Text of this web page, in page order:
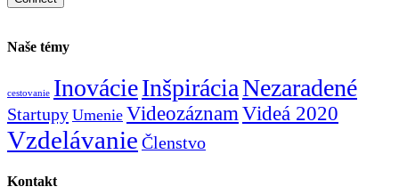
Naše témy
cestovanie InovácieInšpiráciaNezaradené
Startupy Umenie VideozáznamVideá 2020
Vzdelávanie Členstvo
Kontakt